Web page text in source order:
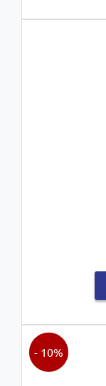
- 10%